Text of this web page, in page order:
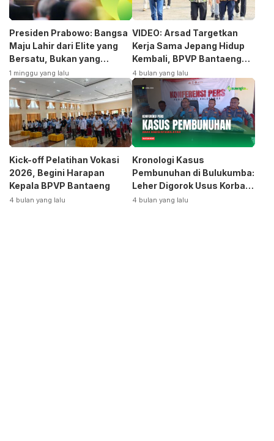
Presiden Prabowo: Bangsa
Maju Lahir dari Elite yang
Bersatu, Bukan yang
Terpecah
1 minggu yang lalu
VIDEO: Arsad Targetkan
Kerja Sama Jepang Hidup
Kembali, BPVP Bantaeng
Siap Bangkitkan Jurusan
Otomotif
4 bulan yang lalu
Kick-off Pelatihan Vokasi
2026, Begini Harapan
Kepala BPVP Bantaeng
4 bulan yang lalu
Kronologi Kasus
Pembunuhan di Bulukumba:
Leher Digorok Usus Korban
Dikeluarkan
4 bulan yang lalu